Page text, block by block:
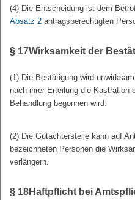
(4) Die Entscheidung ist dem
Absatz 2 antragsberechtigten
§ 17Wirksamkeit der
(1) Die Bestätigung wird
nach ihrer Erteilung die Kastration
Behandlung begonnen wird.
(2) Die Gutachterstelle kann auf
bezeichneten Personen die
verlängern.
§ 18Haftpflicht bei